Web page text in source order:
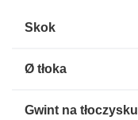
Skok
Ø tłoka
Gwint na tłoczysku